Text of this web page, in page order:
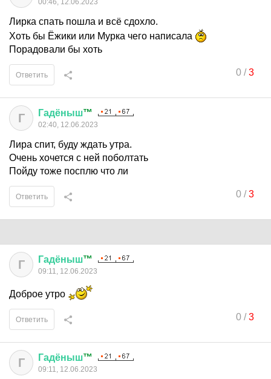
00:46, 12.06.2023
Лирка спать пошла и всё сдохло.
Хоть бы Ёжики или Мурка чего написала
Порадовали бы хоть
0/3
Ответить
Г Гадёныш™
02:40, 12.06.2023
Лира спит, буду ждать утра.
Очень хочется с ней поболтать
Пойду тоже посплю что ли
0/3
Ответить
Г Гадёныш™
09:11, 12.06.2023
Доброе утро
0/3
Ответить
Г Гадёныш™
09:11, 12.06.2023